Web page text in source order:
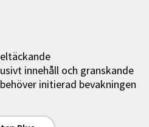
innehåll och granskande
initierad bevakningen